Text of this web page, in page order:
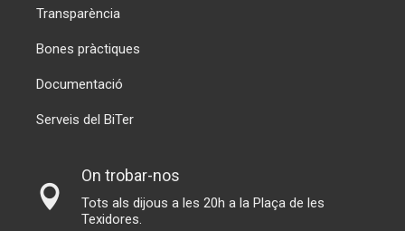
Transparència
Bones pràctiques
Documentació
Serveis del BiTer
On trobar-nos
Tots als dijous a les 20h a la Plaça de les
Texidores.